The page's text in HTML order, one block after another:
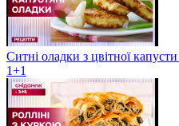
Ситні оладки з цвітної
1+1